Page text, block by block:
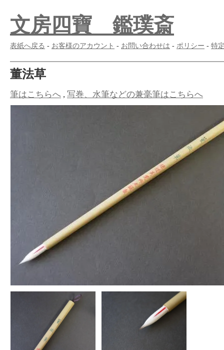
文房四寶 鑑璞斎
表紙へ戻る - お客様のアカウント - お問い合わせは - ポリシー - 特
董法草
筆はこちらへ , 写巻、水筆などの兼毫筆はこちらへ